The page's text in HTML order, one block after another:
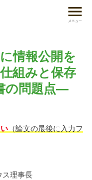
メニュー
情報公開を
組みと保存
の問題点―
（論文の最後に入力フ
ス理事長